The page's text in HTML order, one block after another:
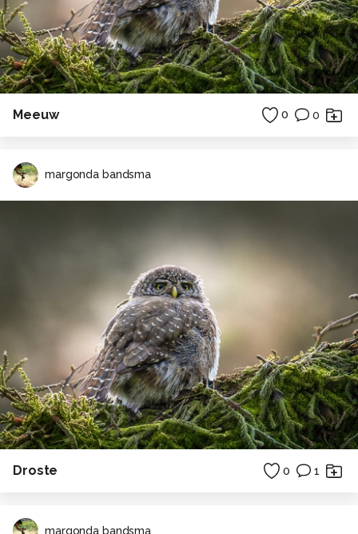
Meeuw 0 0
margonda bandsma
Droste 0 1
margonda bandsma